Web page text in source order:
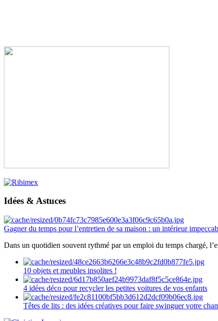
Idées & Astuces
Gagner du temps pour l’entretien de sa maison : un intérieur
Dans un quotidien souvent rythmé par un emploi du temps chargé,
10 objets et meubles insolites !
4 idées déco pour recycler les petites voitures de vos enfants
Têtes de lits : des idées créatives pour faire swinguer votre